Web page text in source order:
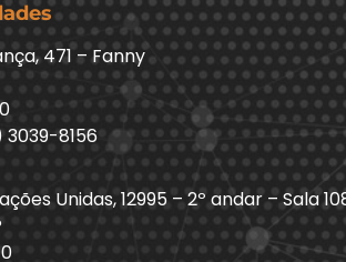
471 – Fanny
3039-8156
Unidas, 12995 – 2º andar – Sala